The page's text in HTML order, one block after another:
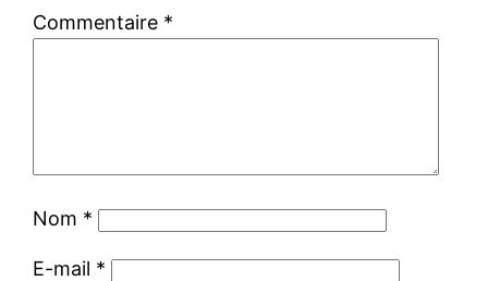
Commentaire *
Nom *
E-mail *